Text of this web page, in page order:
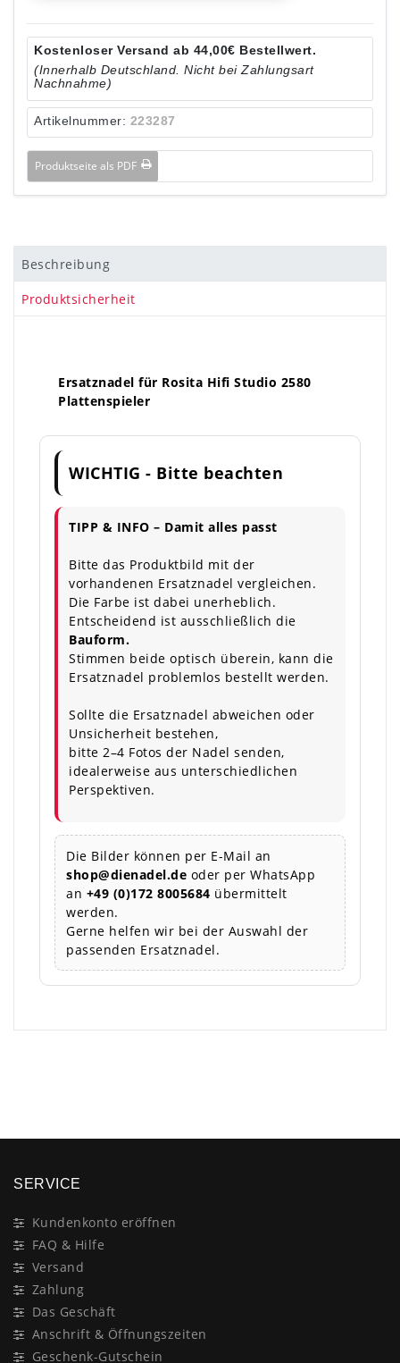
Kostenloser Versand ab 44,00€ Bestellwert.
(Innerhalb Deutschland. Nicht bei Zahlungsart
Nachnahme)
Artikelnummer: 223287
Produktseite als PDF
Beschreibung
Produktsicherheit
Ersatznadel für Rosita Hifi Studio 2580
Plattenspieler
WICHTIG - Bitte beachten
TIPP & INFO – Damit alles passt
Bitte das Produktbild mit der
vorhandenen Ersatznadel vergleichen.
Die Farbe ist dabei unerheblich.
Entscheidend ist ausschließlich die
Bauform.
Stimmen beide optisch überein, kann die
Ersatznadel problemlos bestellt werden.
Sollte die Ersatznadel abweichen oder
Unsicherheit bestehen,
bitte 2–4 Fotos der Nadel senden,
idealerweise aus unterschiedlichen
Perspektiven.
Die Bilder können per E-Mail an
shop@dienadel.de oder per WhatsApp
an +49 (0)172 8005684 übermittelt
werden.
Gerne helfen wir bei der Auswahl der
passenden Ersatznadel.
SERVICE
Kundenkonto eröffnen
FAQ & Hilfe
Versand
Zahlung
Das Geschäft
Anschrift & Öffnungszeiten
Geschenk-Gutschein